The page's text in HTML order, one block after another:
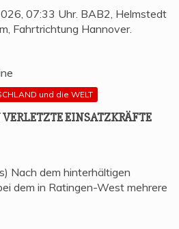
07:33 Uhr. BAB2, Helmstedt
Fahrtrichtung Hannover.
und die WELT
EIN­SATZ­KRÄF­TE
Nach dem hinterhältigen
dem in Ratingen-West mehrere